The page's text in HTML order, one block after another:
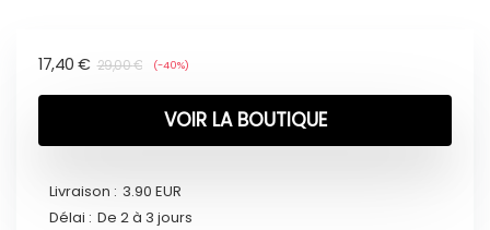
29,00€
17,40 € (-40%)
VOIR LA BOUTIQUE
Livraison : 3.90 EUR
Délai : De 2 à 3 jours